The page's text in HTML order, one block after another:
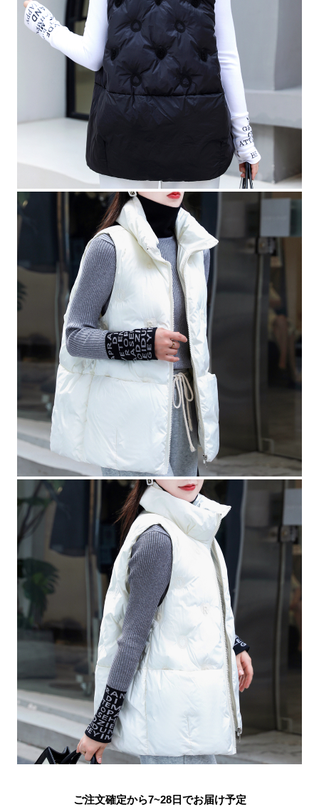
ご注文確定から7~28日でお届け予定